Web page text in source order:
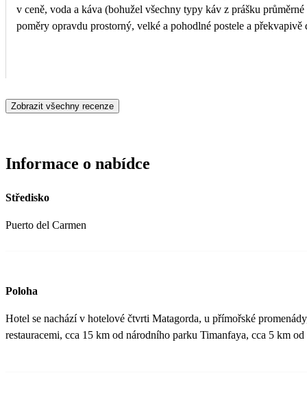
v ceně, voda a káva (bohužel všechny typy káv z prášku
poměry opravdu prostorný, velké a pohodlné postele a
Zobrazit všechny recenze
Informace o nabídce
Středisko
Puerto del Carmen
Poloha
Hotel se nachází v hotelové čtvrti Matagorda, u přímořské
restauracemi, cca 15 km od národního parku Timanfaya, cca 5 km